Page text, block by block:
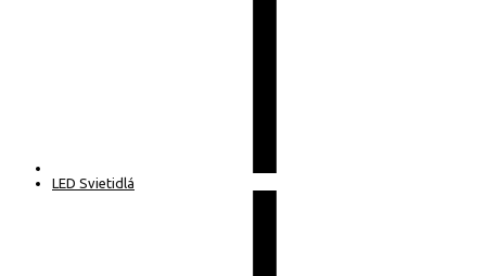
LED Svietidlá